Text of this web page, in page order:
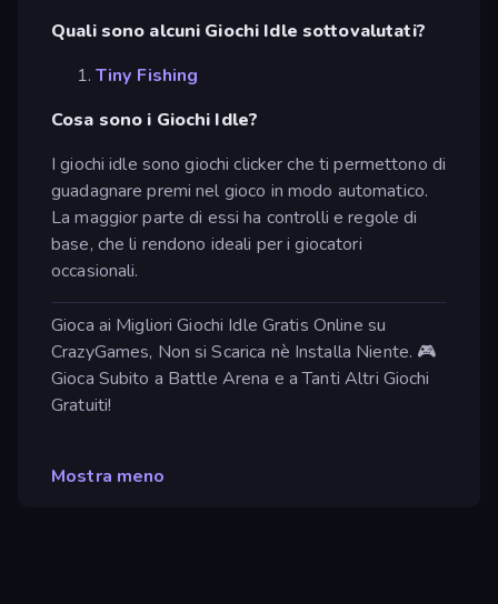
Quali sono alcuni Giochi Idle sottovalutati?
Tiny Fishing
Cosa sono i Giochi Idle?
I giochi idle sono giochi clicker che ti permettono di
guadagnare premi nel gioco in modo automatico.
La maggior parte di essi ha controlli e regole di
base, che li rendono ideali per i giocatori
occasionali.
Gioca ai Migliori Giochi Idle Gratis Online su
CrazyGames, Non si Scarica nè Installa Niente. 🎮
Gioca Subito a Battle Arena e a Tanti Altri Giochi
Gratuiti!
Mostra meno